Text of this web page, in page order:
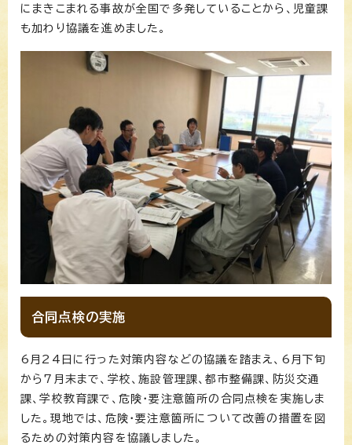
にまきこまれる事故が全国で多発していることから、児童課
も加わり協議を進めました。
合同点検の実施
6月24日に行った対策内容などの協議を踏まえ、6月下旬
から7月末まで、学校、施設管理課、都市整備課、防災交通
課、学校教育課で、危険・要注意箇所の合同点検を実施しま
した。現地では、危険・要注意箇所について改善の措置を図
るための対策内容を協議しました。